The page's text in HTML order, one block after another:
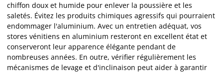
chiffon doux et humide pour enlever la poussière et les
saletés. Évitez les produits chimiques agressifs qui pourraient
endommager l'aluminium. Avec un entretien adéquat, vos
stores vénitiens en aluminium resteront en excellent état et
conserveront leur apparence élégante pendant de
nombreuses années. En outre, vérifier régulièrement les
mécanismes de levage et d'inclinaison peut aider à garantir